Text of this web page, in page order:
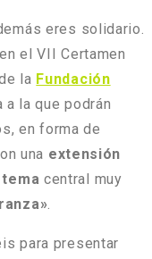
eres solidario.
el VII Certamen
la Fundación
a la que podrán
en forma de
una extensión
tema central muy
.
para presentar